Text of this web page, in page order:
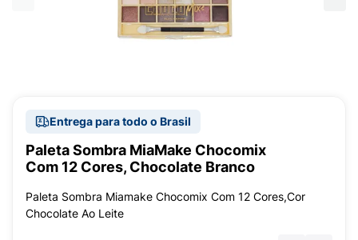
Entrega para todo o Brasil
Paleta Sombra MiaMake Chocomix
Com 12 Cores, Chocolate Branco
Paleta Sombra Miamake Chocomix Com 12 Cores,Cor
Chocolate Ao Leite